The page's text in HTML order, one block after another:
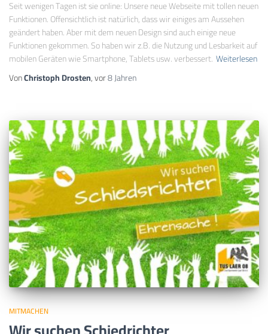
Seit wenigen Tagen ist sie online: Unsere neue Webseite mit tollen neuen
Funktionen. Offensichtlich ist natürlich, dass wir einiges am Aussehen
geändert haben. Aber mit dem neuen Design sind auch einige neue
Funktionen gekommen. So haben wir z.B. die Nutzung und Lesbarkeit auf
mobilen Geräten wie Smartphone, Tablets usw. verbessert. Weiterlesen
VonChristoph Drosten, vor8 Jahren
MITMACHEN